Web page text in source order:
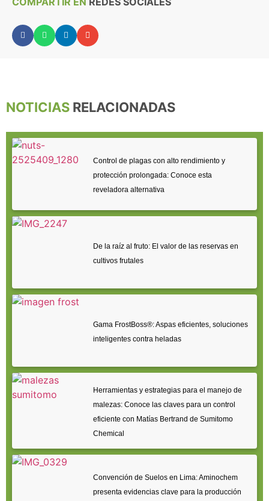
NOTICIAS RELACIONADAS
Control de plagas con alto rendimiento y
protección prolongada: Conoce esta
reveladora alternativa
De la raíz al fruto: El valor de las reservas en
cultivos frutales
Gama FrostBoss®: Aspas eficientes, soluciones
inteligentes contra heladas
Herramientas y estrategias para el manejo de
malezas: Conoce las claves para un control
eficiente con Matías Bertrand de Sumitomo
Chemical
Convención de Suelos en Lima: Aminochem
presenta evidencias clave para la producción